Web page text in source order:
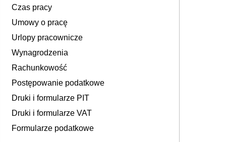
Czas pracy
Umowy o pracę
Urlopy pracownicze
Wynagrodzenia
Rachunkowość
Postępowanie podatkowe
Druki i formularze PIT
Druki i formularze VAT
Formularze podatkowe